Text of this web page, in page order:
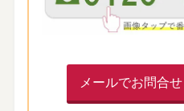
メールでお問合